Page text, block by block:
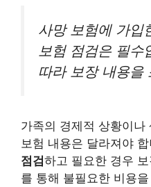
사망 보험에 가입
보험 점검은 필수
따라 보장 내용을
가족의 경제적 상황이
보험 내용은 달라져야
점검하고 필요한 경우
를 통해 불필요한 비용